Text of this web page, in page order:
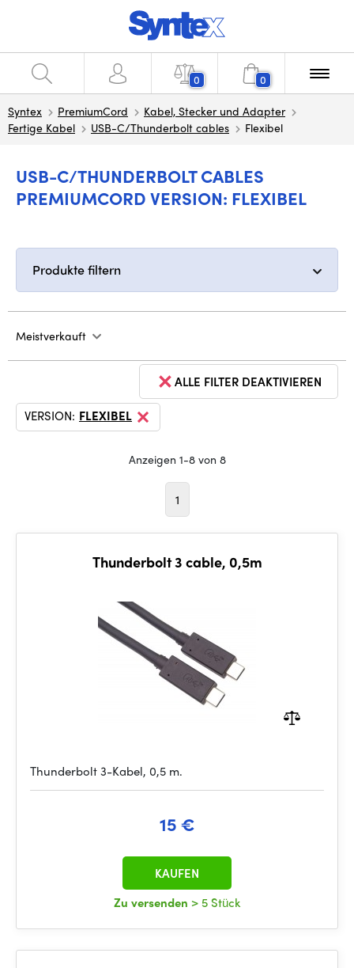
0 0
Syntex PremiumCord
Kabel, Stecker und Adapter
Fertige Kabel
USB-C/Thunderbolt cables Flexibel
USB-C/THUNDERBOLT CABLES
PREMIUMCORD VERSION: FLEXIBEL
Produkte filtern
Meistverkauft
ALLE FILTER DEAKTIVIEREN
VERSION: FLEXIBEL
Anzeigen 1-8 von 8
1
Thunderbolt 3 cable, 0,5m
Thunderbolt 3-Kabel, 0,5 m.
15 €
Zu versenden > 5 Stück
KAUFEN